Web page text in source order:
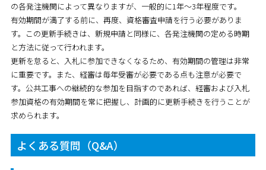
の各発注機関によって異なりますが、 一般的に1年～3年程度です。
有効期間が満了する前に、再度、資格審査申請を行う必要がありま
す。この更新手続きは、新規申請と同様に、各発注機関の定める時期
と方法に従って行われます。
更新を怠ると、入札に参加できなくなるため、有効期間の管理は非常
に重要です。また、 経審は毎年受審が必要である点も注意が必要で
す。公共工事への継続的な参加を目指すのであれば、経審および入札
参加資格の有効期間を常に把握し、計画的に更新手続きを行うことが
求められます。
よくある質問（Q&A）